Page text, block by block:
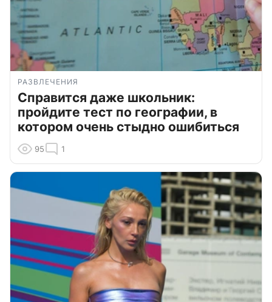
РАЗВЛЕЧЕНИЯ
Справится даже школьник:
пройдите тест по географии, в
котором очень стыдно ошибиться
95 1